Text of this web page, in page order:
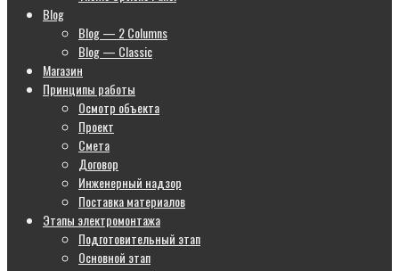
Blog
Blog — 2 Columns
Blog — Classic
Магазин
Принципы работы
Осмотр объекта
Проект
Смета
Договор
Инженерный надзор
Поставка материалов
Этапы электромонтажа
Подготовительный этап
Основной этап